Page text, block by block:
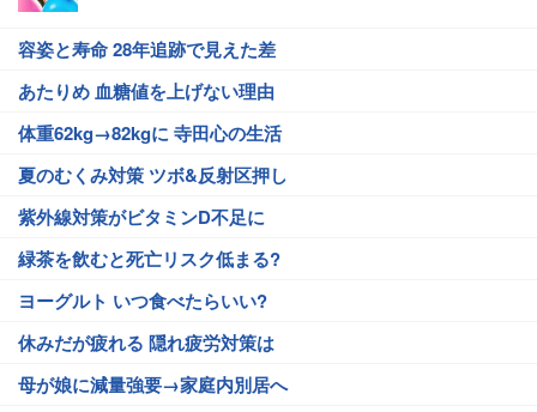
容姿と寿命 28年追跡で見えた差
あたりめ 血糖値を上げない理由
体重62kg→82kgに 寺田心の生活
夏のむくみ対策 ツボ&反射区押し
紫外線対策がビタミンD不足に
緑茶を飲むと死亡リスク低まる?
ヨーグルト いつ食べたらいい?
休みだが疲れる 隠れ疲労対策は
母が娘に減量強要→家庭内別居へ